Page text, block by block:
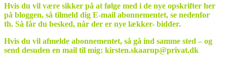
Hvis du vil være sikker på at følge med i de nye opskrifter her
på bloggen, så tilmeld dig E-mail abonnementet, se nedenfor
th. Så får du besked, når der er nye lækker- bidder.
Hvis du vil afmelde abonnementet, så gå ind samme sted – og
send desuden en mail til mig: kirsten.skaarup@privat.dk